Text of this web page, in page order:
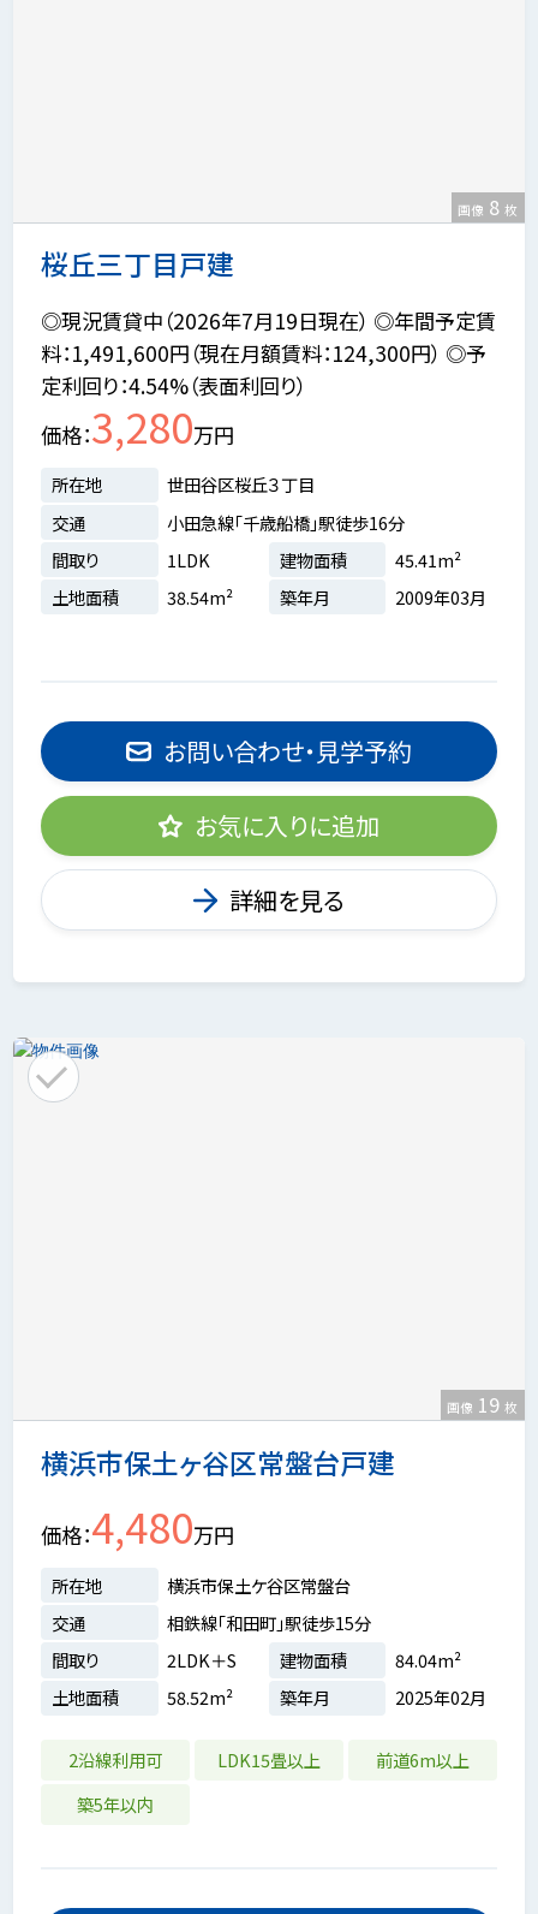
桜丘三丁目戸建
画像 8 枚
◎現況賃貸中（2026年7月19日現在） ◎年間予定賃
料：1,491,600円（現在月額賃料：124,300円） ◎予
定利回り：4.54%（表面利回り）
価格 3,280万円
所在地
世田谷区桜丘３丁目
交通
小田急線「千歳船橋」駅徒歩16分
間取り
1LDK 建物面積
45.41m²
土地面積
38.54m² 築年月 2009年03月
お問い合わせ・見学予約
お気に入りに追加
詳細を見る
横浜市保土ヶ谷区常盤台戸建
画像 19 枚
価格 4,480万円
所在地
横浜市保土ケ谷区常盤台
交通
相鉄線「和田町」駅徒歩15分
間取り
2LDK＋S 建物面積
84.04m²
土地面積
58.52m² 築年月 2025年02月
2沿線利用可 LDK15畳以上
前道6m以上
築5年以内